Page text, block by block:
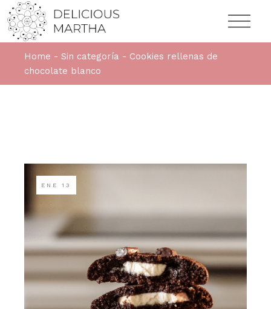
Home Sin categoría
Cookies rellenas de
chocolate blanco
ENE 13